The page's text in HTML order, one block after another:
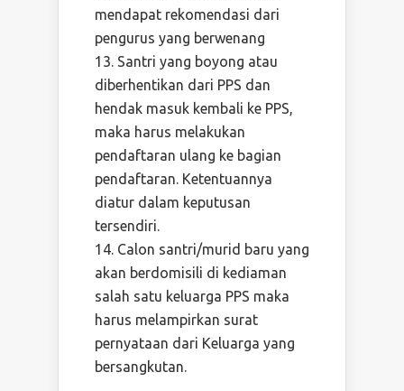
mendapat rekomendasi dari
pengurus yang berwenang
Santri yang boyong atau
diberhentikan dari PPS dan
hendak masuk kembali ke PPS,
maka harus melakukan
pendaftaran ulang ke bagian
pendaftaran. Ketentuannya
diatur dalam keputusan
tersendiri.
Calon santri/murid baru yang
akan berdomisili di kediaman
salah satu keluarga PPS maka
harus melampirkan surat
pernyataan dari Keluarga yang
bersangkutan.